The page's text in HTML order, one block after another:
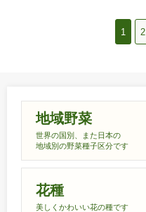
1 2
地域野菜
世界の国別、また日本の
地域別の野菜種子区分です
花種
美しくかわいい花の種です